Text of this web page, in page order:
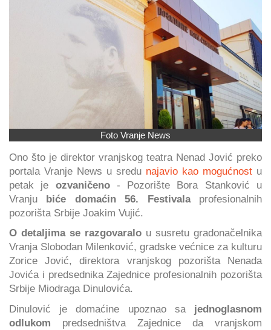
Foto Vranje News
Ono što je direktor vranjskog teatra Nenad Jović preko
portala Vranje News u sredu najavio kao mogućnost u
petak je ozvaničeno - Pozorište Bora Stanković u
Vranju biće domaćin 56. Festivalaprofesionalnih
pozorišta Srbije Joakim Vujić.
O detaljima se razgovaralo u susretu gradonačelnika
Vranja Slobodan Milenković, gradske većnice za kulturu
Zorice Jović, direktora vranjskog pozorišta Nenada
Jovića i predsednika Zajednice profesionalnih pozorišta
Srbije Miodraga Dinulovića.
Dinulović je domaćine upoznao sajednoglasnom
odlukom predsedništva Zajednice da vranjskom